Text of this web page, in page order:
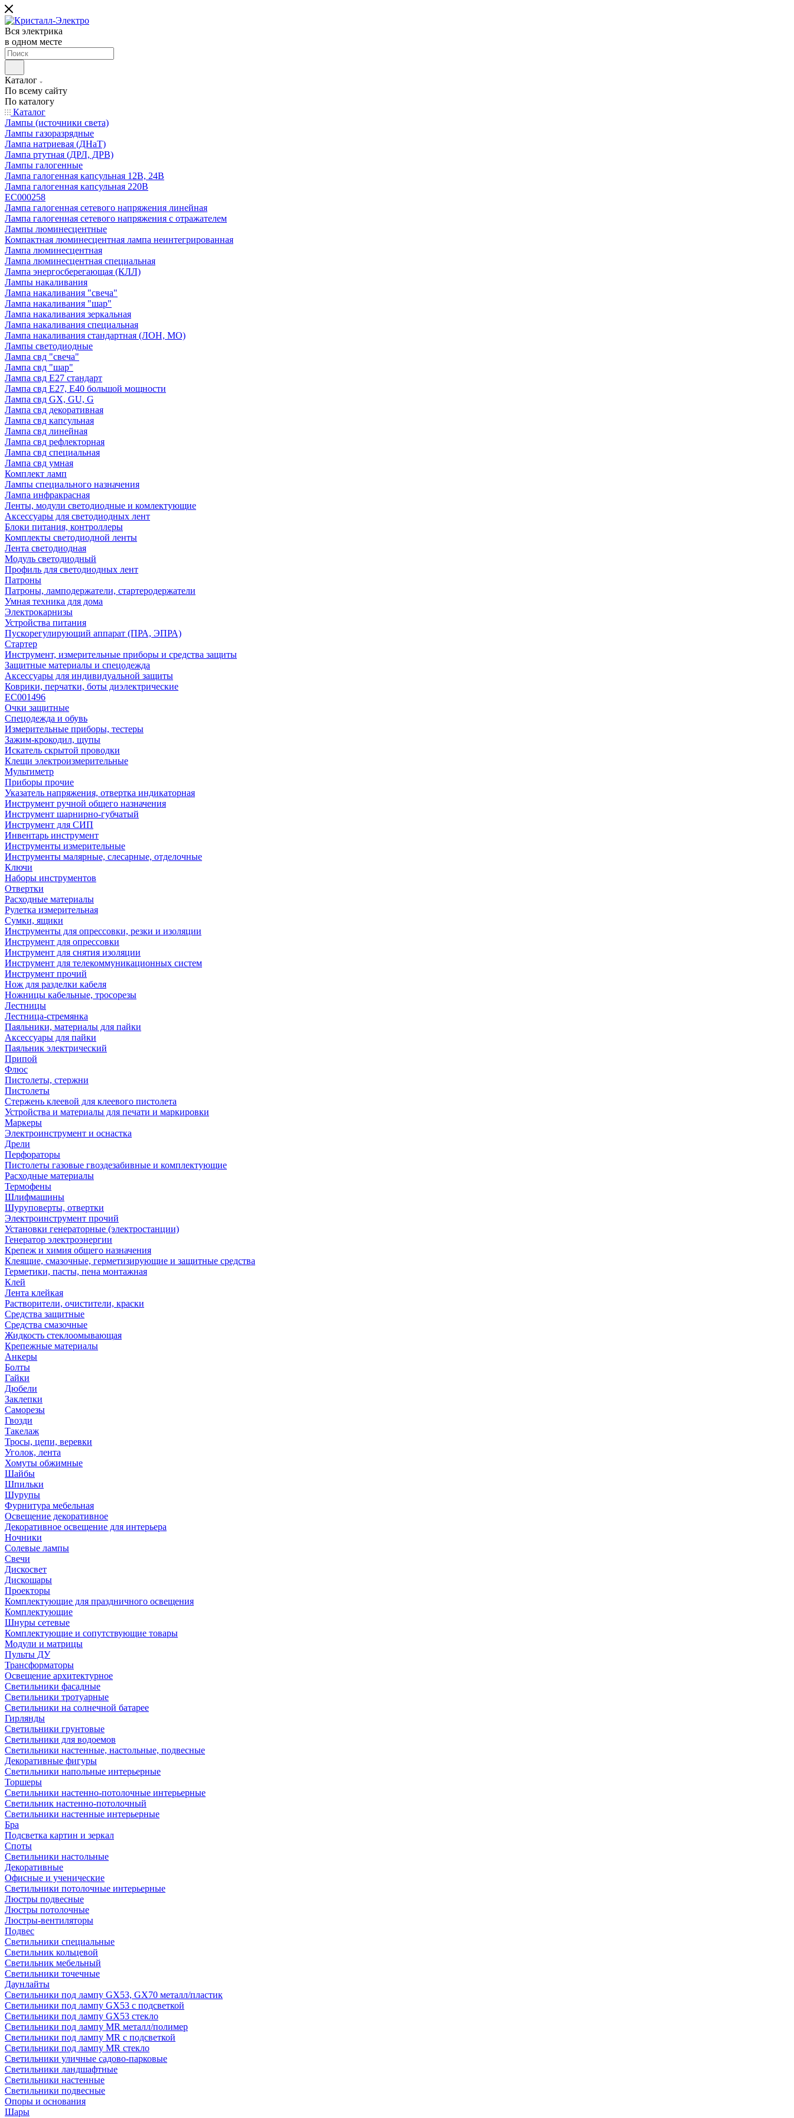
Вся электрика
в одном месте
Каталог
По всему сайту
По каталогу
Каталог
Лампы (источники света)
Лампы газоразрядные
Лампа натриевая (ДНаТ)
Лампа ртутная (ДРЛ, ДРВ)
Лампы галогенные
Лампа галогенная капсульная 12В, 24В
Лампа галогенная капсульная 220В
EC000258
Лампа галогенная сетевого напряжения линейная
Лампа галогенная сетевого напряжения с отражателем
Лампы люминесцентные
Компактная люминесцентная лампа неинтегрированная
Лампа люминесцентная
Лампа люминесцентная специальная
Лампа энергосберегающая (КЛЛ)
Лампы накаливания
Лампа накаливания "свеча"
Лампа накаливания "шар"
Лампа накаливания зеркальная
Лампа накаливания специальная
Лампа накаливания стандартная (ЛОН, МО)
Лампы светодиодные
Лампа свд "свеча"
Лампа свд "шар"
Лампа свд E27 стандарт
Лампа свд E27, Е40 большой мощности
Лампа свд GX, GU, G
Лампа свд декоративная
Лампа свд капсульная
Лампа свд линейная
Лампа свд рефлекторная
Лампа свд специальная
Лампа свд умная
Комплект ламп
Лампы специального назначения
Лампа инфракрасная
Ленты, модули светодиодные и комлектующие
Аксессуары для светодиодных лент
Блоки питания, контроллеры
Комплекты светодиодной ленты
Лента светодиодная
Модуль светодиодный
Профиль для светодиодных лент
Патроны
Патроны, ламподержатели, стартеродержатели
Умная техника для дома
Электрокарнизы
Устройства питания
Пускорегулирующий аппарат (ПРА, ЭПРА)
Стартер
Инструмент, измерительные приборы и средства защиты
Защитные материалы и спецодежда
Аксессуары для индивидуальной защиты
Коврики, перчатки, боты диэлектрические
EC001496
Очки защитные
Спецодежда и обувь
Измерительные приборы, тестеры
Зажим-крокодил, щупы
Искатель скрытой проводки
Клещи электроизмерительные
Мультиметр
Приборы прочие
Указатель напряжения, отвертка индикаторная
Инструмент ручной общего назначения
Инструмент шарнирно-губчатый
Инструмент для СИП
Инвентарь инструмент
Инструменты измерительные
Инструменты малярные, слесарные, отделочные
Ключи
Наборы инструментов
Отвертки
Расходные материалы
Рулетка измерительная
Сумки, ящики
Инструменты для опрессовки, резки и изоляции
Инструмент для опрессовки
Инструмент для снятия изоляции
Инструмент для телекоммуникационных систем
Инструмент прочий
Нож для разделки кабеля
Ножницы кабельные, тросорезы
Лестницы
Лестница-стремянка
Паяльники, материалы для пайки
Аксессуары для пайки
Паяльник электрический
Припой
Флюс
Пистолеты, стержни
Пистолеты
Стержень клеевой для клеевого пистолета
Устройства и материалы для печати и маркировки
Маркеры
Электроинструмент и оснастка
Дрели
Перфораторы
Пистолеты газовые гвоздезабивные и комплектующие
Расходные материалы
Термофены
Шлифмашины
Шуруповерты, отвертки
Электроинструмент прочий
Установки генераторные (электростанции)
Генератор электроэнергии
Крепеж и химия общего назначения
Клеящие, смазочные, герметизирующие и защитные средства
Герметики, пасты, пена монтажная
Клей
Лента клейкая
Растворители, очистители, краски
Средства защитные
Средства смазочные
Жидкость стеклоомывающая
Крепежные материалы
Анкеры
Болты
Гайки
Дюбели
Заклепки
Саморезы
Гвозди
Такелаж
Тросы, цепи, веревки
Уголок, лента
Хомуты обжимные
Шайбы
Шпильки
Шурупы
Фурнитура мебельная
Освещение декоративное
Декоративное освещение для интерьера
Ночники
Солевые лампы
Свечи
Дискосвет
Дискошары
Проекторы
Комплектующие для праздничного освещения
Комплектующие
Шнуры сетевые
Комплектующие и сопутствующие товары
Модули и матрицы
Пульты ДУ
Трансформаторы
Освещение архитектурное
Светильники фасадные
Светильники тротуарные
Светильники на солнечной батарее
Гирлянды
Светильники грунтовые
Светильники для водоемов
Светильники настенные, настольные, подвесные
Декоративные фигуры
Светильники напольные интерьерные
Торшеры
Светильники настенно-потолочные интерьерные
Светильник настенно-потолочный
Светильники настенные интерьерные
Бра
Подсветка картин и зеркал
Споты
Светильники настольные
Декоративные
Офисные и ученические
Светильники потолочные интерьерные
Люстры подвесные
Люстры потолочные
Люстры-вентиляторы
Подвес
Светильники специальные
Светильник кольцевой
Светильник мебельный
Светильники точечные
Даунлайты
Светильники под лампу GX53, GX70 металл/пластик
Светильники под лампу GX53 с подсветкой
Светильники под лампу GX53 стекло
Светильники под лампу MR металл/полимер
Светильники под лампу MR с подсветкой
Светильники под лампу MR стекло
Светильники уличные садово-парковые
Светильники ландшафтные
Светильники настенные
Светильники подвесные
Опоры и основания
Шары